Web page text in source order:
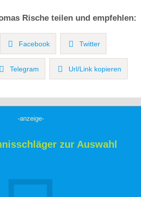
Rischeteilen und empfehlen:
Facebook Twitter
Telegram Url/Link kopieren
-anzeige-
zur Auswahl